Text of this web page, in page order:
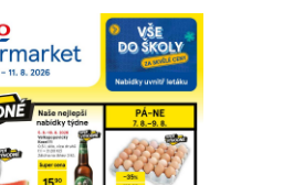
Prohlédnout on-line